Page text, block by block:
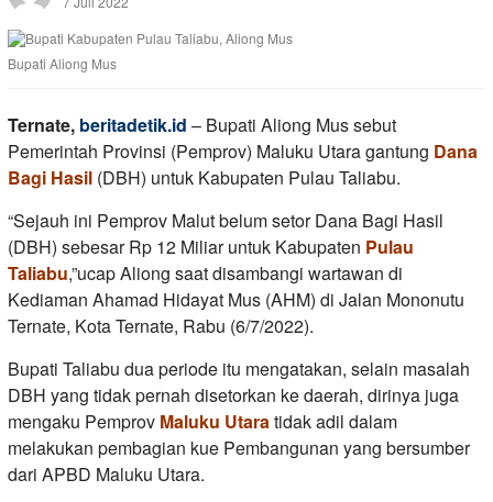
Bupati Aliong Mus
Ternate, beritadetik.id – Bupati Aliong Mus sebut
Pemerintah Provinsi (Pemprov) Maluku Utara gantung Dana
Bagi Hasil (DBH) untuk Kabupaten Pulau Taliabu.
“Sejauh ini Pemprov Malut belum setor Dana Bagi Hasil
(DBH) sebesar Rp 12 Miliar untuk Kabupaten Pulau
Taliabu,”ucap Aliong saat disambangi wartawan di
Kediaman Ahamad Hidayat Mus (AHM) di Jalan Mononutu
Ternate, Kota Ternate, Rabu (6/7/2022).
Bupati Taliabu dua periode itu mengatakan, selain masalah
DBH yang tidak pernah disetorkan ke daerah, dirinya juga
mengaku Pemprov Maluku Utaratidak adil dalam
melakukan pembagian kue Pembangunan yang bersumber
dari APBD Maluku Utara.